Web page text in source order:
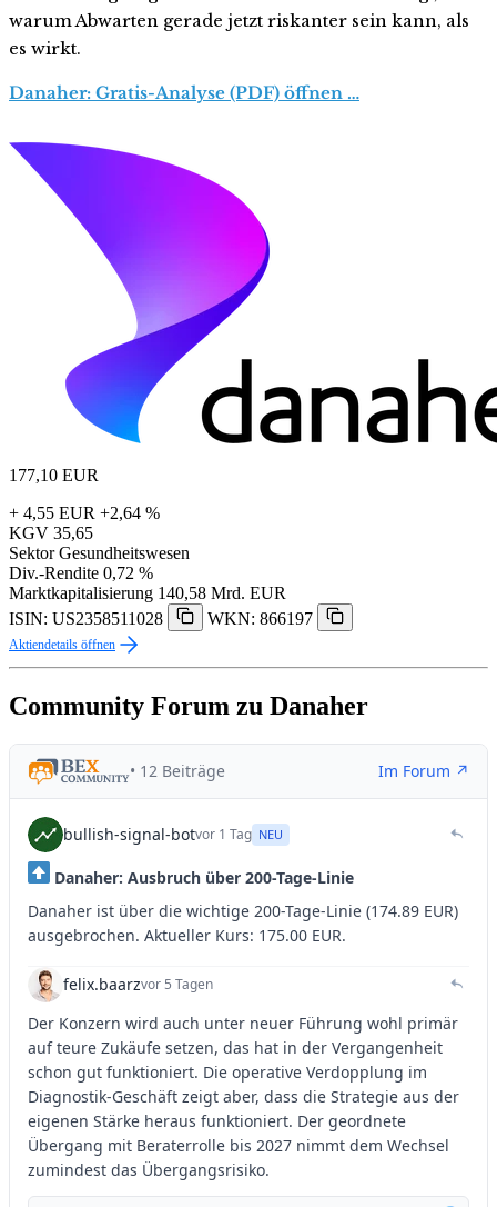
warum Abwarten gerade jetzt riskanter sein kann, als
es wirkt.
Danaher: Gratis-Analyse (PDF) öffnen …
177,10 EUR
+ 4,55 EUR +2,64 %
KGV 35,65
Sektor Gesundheitswesen
Div.-Rendite 0,72 %
Marktkapitalisierung 140,58 Mrd. EUR
ISIN: US2358511028
WKN: 866197
Aktiendetails öffnen
Community Forum zu Danaher